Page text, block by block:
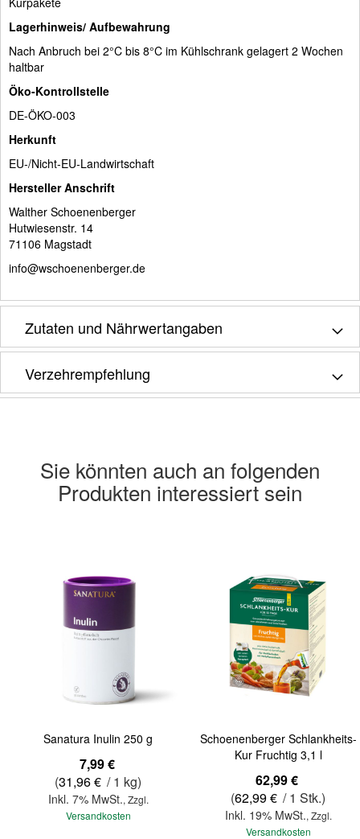
Lagerhinweis/ Aufbewahrung
Nach Anbruch bei 2°C bis 8°C im Kühlschrank gelagert 2 Wochen
haltbar
Öko-Kontrollstelle
DE-ÖKO-003
Herkunft
EU-/Nicht-EU-Landwirtschaft
Hersteller Anschrift
Walther Schoenenberger
Hutwiesenstr. 14
71106 Magstadt
info@wschoenenberger.de
Zutaten und Nährwertangaben
Verzehrempfehlung
Sie könnten auch an folgenden
Produkten interessiert sein
Sanatura Inulin 250 g
7,99 €
(31,96 € / 1 kg)
Inkl. 7% MwSt., Zzgl.
Versandkosten
Schoenenberger Schlankheits-
Kur Fruchtig 3,1 l
62,99 €
(62,99 € / 1 Stk.)
Inkl. 19% MwSt., Zzgl.
Versandkosten